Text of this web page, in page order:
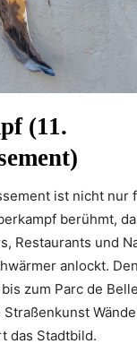
(11.
ist nicht nur
berühmt,
Restaurants und
anlockt.
zum Parc de
das Stadtbild.